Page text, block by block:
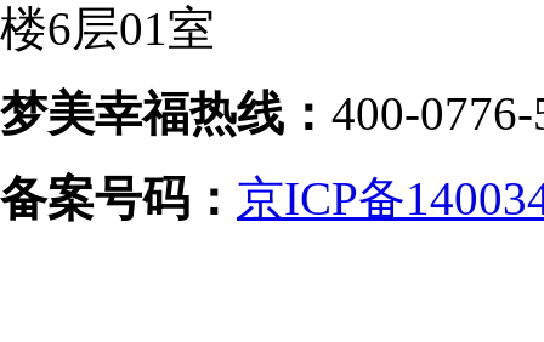
楼6层01室
梦美幸福热线： 400-0776-
备案号码： 京ICP备